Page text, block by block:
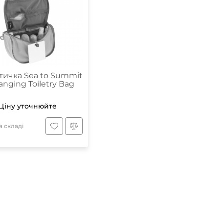
Sea to Summit
Toiletry Bag
уточнюйте
складі